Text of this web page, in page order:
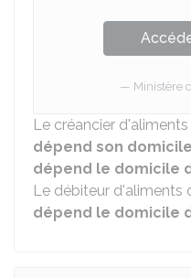
Ministère
Le créancier
dépend son domicile
dépend le domicile
Le débiteur d'aliments
dépend le domicile